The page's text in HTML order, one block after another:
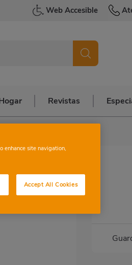
Web Accesible
Revistas
enhance site navigation,
Accept All Cookies